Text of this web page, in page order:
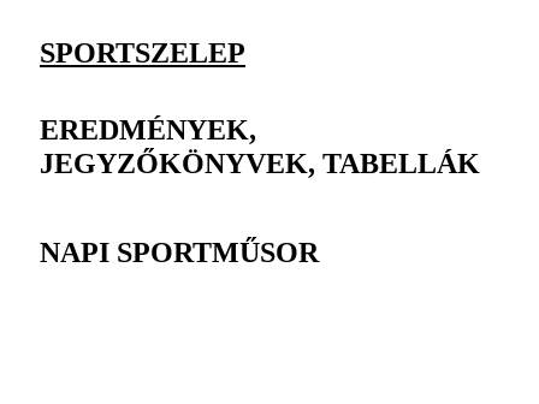
SPORTSZELEP
EREDMÉNYEK,
JEGYZŐKÖNYVEK, TABELLÁK
NAPI SPORTMŰSOR